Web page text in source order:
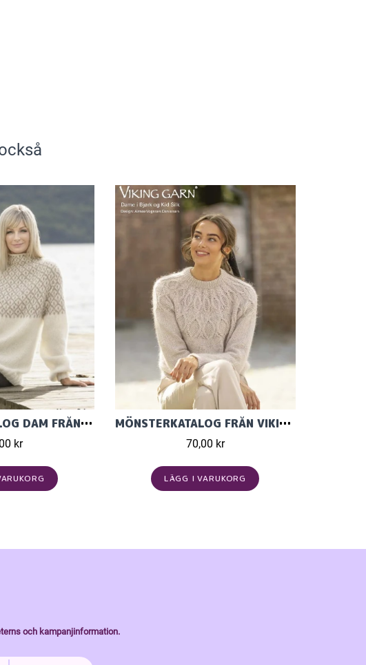
MÖNSTERKATALOG DAM FRÅN VIKING GARN I ALPACA BRIS 2022
kr
MÖNSTERKATALOG FRÅN VIKING GARN 2425 I KID/SILK
70,00 kr
LÄGG I VARUKORG
och kampanjinformation.